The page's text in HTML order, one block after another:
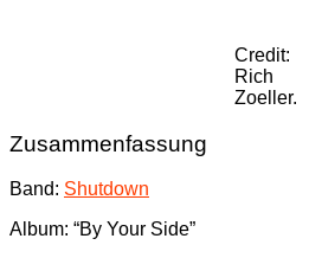
Credit:
Rich
Zoeller.
Zusammenfassung
Band: Shutdown
Album: “By Your Side”